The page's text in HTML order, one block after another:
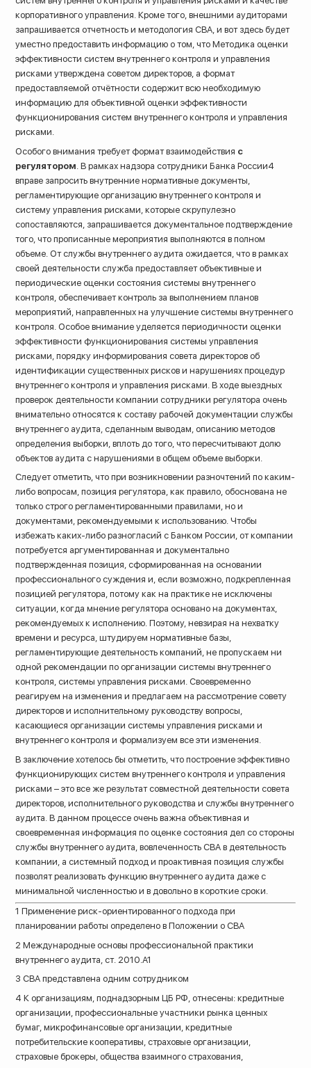
корпоративного управления. Кроме того, внешними аудиторами
запрашивается отчетность и методология СВА, и вот здесь будет
уместно предоставить информацию о том, что Методика оценки
эффективности систем внутреннего контроля и управления
рисками утверждена советом директоров, а формат
предоставляемой отчётности содержит всю необходимую
информацию для объективной оценки эффективности
функционирования систем внутреннего контроля и управления
рисками.
Особого внимания требует формат взаимодействия с
регулятором . В рамках надзора сотрудники Банка России4
вправе запросить внутренние нормативные документы,
регламентирующие организацию внутреннего контроля и
систему управления рисками, которые скрупулезно
сопоставляются, запрашивается документальное подтверждение
того, что прописанные мероприятия выполняются в полном
объеме. От службы внутреннего аудита ожидается, что в рамках
своей деятельности служба предоставляет объективные и
периодические оценки состояния системы внутреннего
контроля, обеспечивает контроль за выполнением планов
мероприятий, направленных на улучшение системы внутреннего
контроля. Особое внимание уделяется периодичности оценки
эффективности функционирования системы управления
рисками, порядку информирования совета директоров об
идентификации существенных рисков и нарушениях процедур
внутреннего контроля и управления рисками. В ходе выездных
проверок деятельности компании сотрудники регулятора очень
внимательно относятся к составу рабочей документации службы
внутреннего аудита, сделанным выводам, описанию методов
определения выборки, вплоть до того, что пересчитывают долю
объектов аудита с нарушениями в общем объеме выборки.
Следует отметить, что при возникновении разночтений по каким-
либо вопросам, позиция регулятора, как правило, обоснована не
только строго регламентированными правилами, но и
документами, рекомендуемыми к использованию. Чтобы
избежать каких-либо разногласий с Банком России, от компании
потребуется аргументированная и документально
подтвержденная позиция, сформированная на основании
профессионального суждения и, если возможно, подкрепленная
позицией регулятора, потому как на практике не исключены
ситуации, когда мнение регулятора основано на документах,
рекомендуемых к исполнению. Поэтому, невзирая на нехватку
времени и ресурса, штудируем нормативные базы,
регламентирующие деятельность компаний, не пропускаем ни
одной рекомендации по организации системы внутреннего
контроля, системы управления рисками. Своевременно
реагируем на изменения и предлагаем на рассмотрение совету
директоров и исполнительному руководству вопросы,
касающиеся организации системы управления рисками и
внутреннего контроля и формализуем все эти изменения.
В заключение хотелось бы отметить, что построение эффективно
функционирующих систем внутреннего контроля и управления
рисками – это все же результат совместной деятельности совета
директоров, исполнительного руководства и службы внутреннего
аудита. В данном процессе очень важна объективная и
своевременная информация по оценке состояния дел со стороны
службы внутреннего аудита, вовлеченность СВА в деятельность
компании, а системный подход и проактивная позиция службы
позволят реализовать функцию внутреннего аудита даже с
минимальной численностью и в довольно в короткие сроки.
1 Применение риск-ориентированного подхода при
планировании работы определено в Положении о СВА
2 Международные основы профессиональной практики
внутреннего аудита, ст. 2010.А1
3 СВА представлена одним сотрудником
4 К организациям, поднадзорным ЦБ РФ, отнесены: кредитные
организации, профессиональные участники рынка ценных
бумаг, микрофинансовые организации, кредитные
потребительские кооперативы, страховые организации,
страховые брокеры, общества взаимного страхования,